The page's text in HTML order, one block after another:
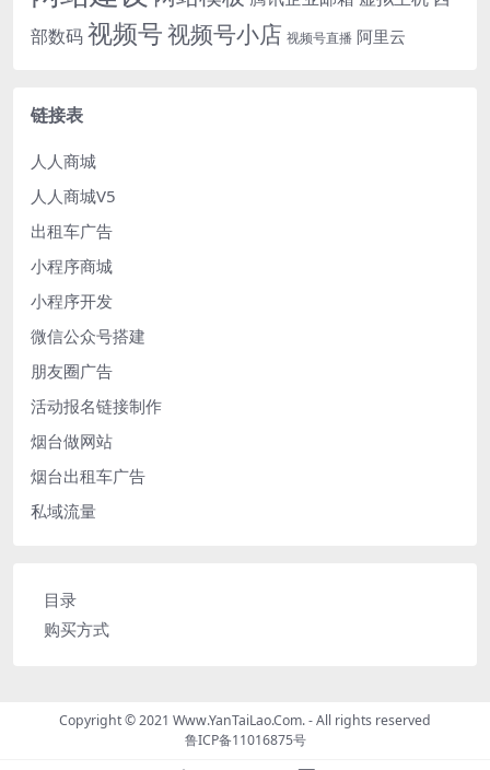
部数码视频号视频号小店 视频号直播 阿里云
链接表
人人商城
人人商城V5
出租车广告
小程序商城
小程序开发
微信公众号搭建
朋友圈广告
活动报名链接制作
烟台做网站
烟台出租车广告
私域流量
目录
购买方式
Copyright © 2021 Www.YanTaiLao.Com. - All rights reserved
鲁ICP备11016875号